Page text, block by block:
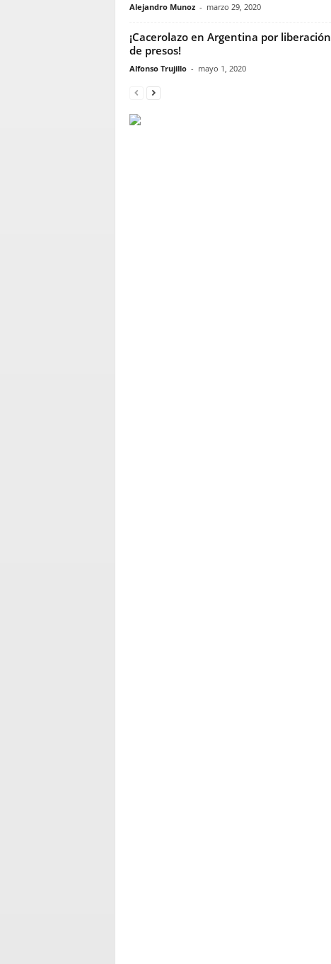
Alejandro Munoz - marzo 29, 2020
¡Cacerolazo en Argentina por liberación
de presos!
Alfonso Trujillo - mayo 1, 2020